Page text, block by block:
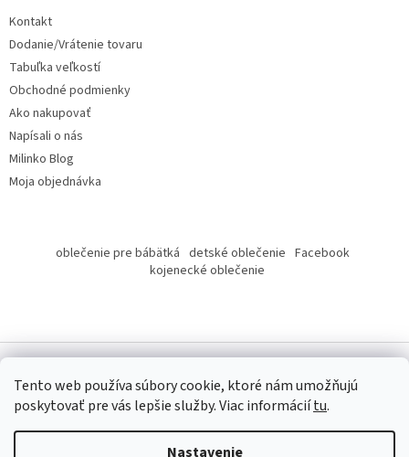
Tento web používa súbory cookie, ktoré nám umožňujú
poskytovať pre vás lepšie služby.Viac informáciítu.
Nastavenie
Kontakt
Dodanie/Vrátenie tovaru
Tabuľka veľkostí
Obchodné podmienky
Ako nakupovať
Napísali o nás
Milinko Blog
Moja objednávka
oblečenie pre bábätká detské oblečenie Facebook
kojenecké oblečenie
Copyright 2026Milinko oblečenie. Všetky práva vyhradené.